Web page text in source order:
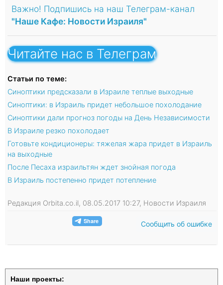
Важно! Подпишись на наш Телеграм-канал
"Наше Кафе: Новости Израиля"
Читайте нас в Телеграм
Статьи по теме:
Синоптики предсказали в Израиле теплые выходные
Синоптики: в Израиль придет небольшое похолодание
Синоптики дали прогноз погоды на День Независимости
В Израиле резко похолодает
Готовьте кондиционеры: тяжелая жара придет в Израиль
на выходные
После Песаха израильтян ждет знойная погода
В Израиль постепенно придет потепление
Редакция Orbita.co.il, 08.05.2017 10:27, Новости Израиля
Сообщить об ошибке
Наши проекты: